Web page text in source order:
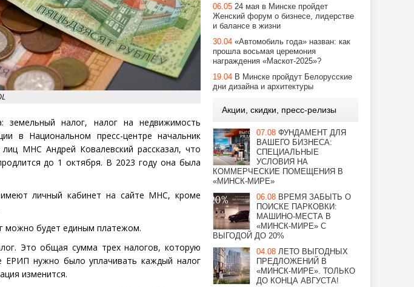
земельный налог, налог на недвижимость
в Национальном пресс-центре начальник
МНС Андрей Ковалевский рассказал, что
до 1 октября. В 2023 году она была
личный кабинет на сайте МНС, кроме
можно будет единым платежом.
Это общая сумма трех налогов, которую
ЕРИП нужно было уплачивать каждый налог
изменится.
06.05 24 мая в Минске пройдет
Женский форум о бизнесе, лидерстве
и балансе в жизни
30.04 «Автомобиль года» назван: как
прошла восьмая церемония
награждения «Маскот-2025»?
19.04 В Минске пройдут Белорусские
дни дизайна и архитектуры
Акции, скидки, пресс-релизы
07.08 ФУНДАМЕНТ ДЛЯ
ВАШЕГО БИЗНЕСА:
СПЕЦИАЛЬНЫЕ
УСЛОВИЯ НА
КОММЕРЧЕСКИЕ ПОМЕЩЕНИЯ В
«МИНСК-МИРЕ»
06.08 ВРЕМЯ ЗАБЫТЬ О
ПОИСКЕ ПАРКОВКИ:
МАШИНО-МЕСТА В
«МИНСК-МИРЕ» С
ВЫГОДОЙ ДО 20%
04.08 ЛЕТО ВЫГОДНЫХ
ПРЕДЛОЖЕНИЙ В
«МИНСК-МИРЕ». ТОЛЬКО
ДО КОНЦА АВГУСТА!